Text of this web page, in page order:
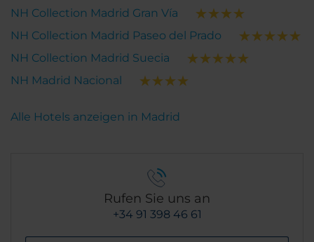
NH Collection Madrid Gran Vía
NH Collection Madrid Paseo del Prado
NH Collection Madrid Suecia
NH Madrid Nacional
Alle Hotels anzeigen in Madrid
Rufen Sie uns an
+34 91 398 46 61